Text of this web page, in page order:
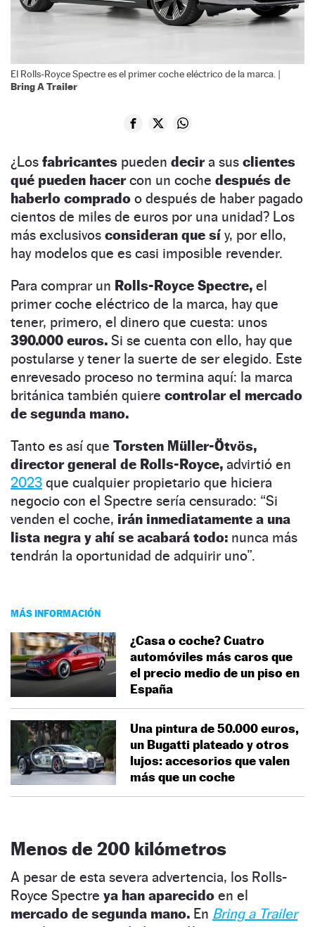
El Rolls-Royce Spectre es el primer coche eléctrico de la marca. |
Bring A Trailer
¿Los fabricantes pueden decira sus clientes
qué pueden hacercon un coche después de
haberlo comprado o después de haber pagado
cientos de miles de euros por una unidad? Los
más exclusivos consideran que sí y, por ello,
hay modelos que es casi imposible revender.
Para comprar un Rolls-Royce Spectre, el
primer coche eléctrico de la marca, hay que
tener, primero, el dinero que cuesta: unos
390.000 euros. Si se cuenta con ello, hay que
postularse y tener la suerte de ser elegido. Este
enrevesado proceso no termina aquí: la marca
británica también quiere controlar el mercado
de segunda mano.
Tanto es así que Torsten Müller-Ötvös,
director general de Rolls-Royce, advirtió en
2023 que cualquier propietario que hiciera
negocio con el Spectre sería censurado: “Si
venden el coche, irán inmediatamente a una
lista negra y ahí se acabará todo: nunca más
tendrán la oportunidad de adquirir uno”.
MÁS INFORMACIÓN
¿Casa o coche? Cuatro
automóviles más caros que
el precio medio de un piso en
España
Una pintura de 50.000 euros,
un Bugatti plateado y otros
lujos: accesorios que valen
más que un coche
Menos de 200 kilómetros
A pesar de esta severa advertencia, los Rolls-
Royce Spectre ya han aparecido en el
mercado de segunda mano. En Bring a Trailer